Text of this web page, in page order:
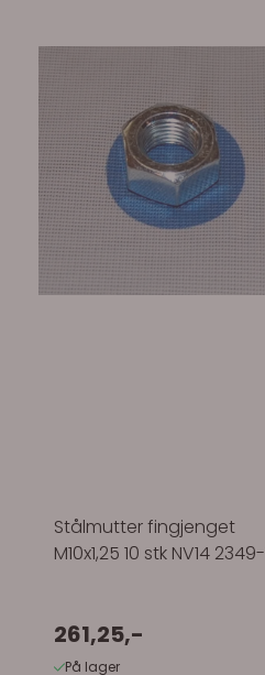
Stålmutter fingjenget
M10x1,25 10 stk NV14
261,25,-
På lager